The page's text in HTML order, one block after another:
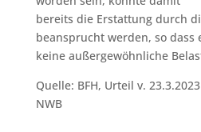
bereits die Erstattung durch
beansprucht werden, so dass
keine außergewöhnliche
Quelle: BFH, Urteil v.
NWB